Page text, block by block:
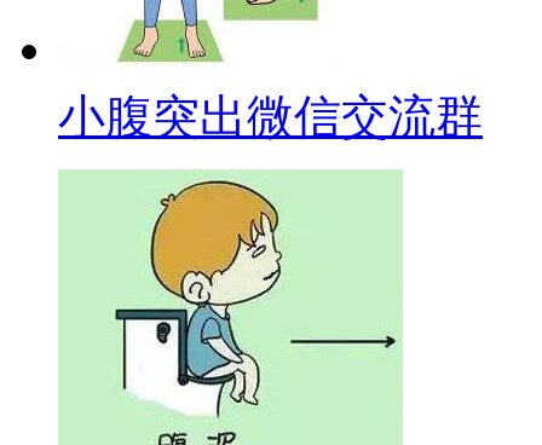
小腹突出微信交流群